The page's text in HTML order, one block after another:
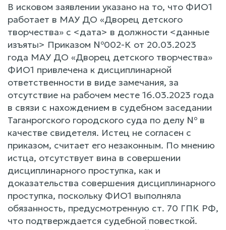
В исковом заявлении указано на то, что ФИО1
работает в МАУ ДО «Дворец детского
творчества» с <дата> в должности <данные
изъяты> Приказом №002-К от 20.03.2023
года МАУ ДО «Дворец детского творчества»
ФИО1 привлечена к дисциплинарной
ответственности в виде замечания, за
отсутствие на рабочем месте 16.03.2023 года
в связи с нахождением в судебном заседании
Таганрогского городского суда по делу № в
качестве свидетеля. Истец не согласен с
приказом, считает его незаконным. По мнению
истца, отсутствует вина в совершении
дисциплинарного проступка, как и
доказательства совершения дисциплинарного
проступка, поскольку ФИО1 выполняла
обязанность, предусмотренную ст. 70 ГПК РФ,
что подтверждается судебной повесткой.